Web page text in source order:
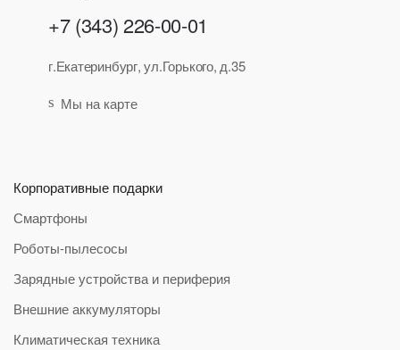
+7 (343) 226-00-01
г.Екатеринбург, ул.Горького, д.35
Мы на карте
Корпоративные подарки
Смартфоны
Роботы-пылесосы
Зарядные устройства и периферия
Внешние аккумуляторы
Климатическая техника